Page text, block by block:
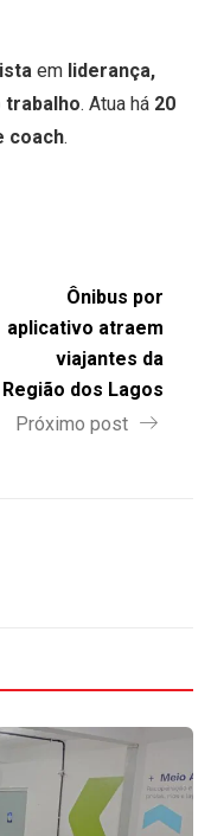
em liderança,
trabalho. Atua há 20
coach.
Ônibus por
aplicativo atraem
viajantes da
Região dos Lagos
Próximo post